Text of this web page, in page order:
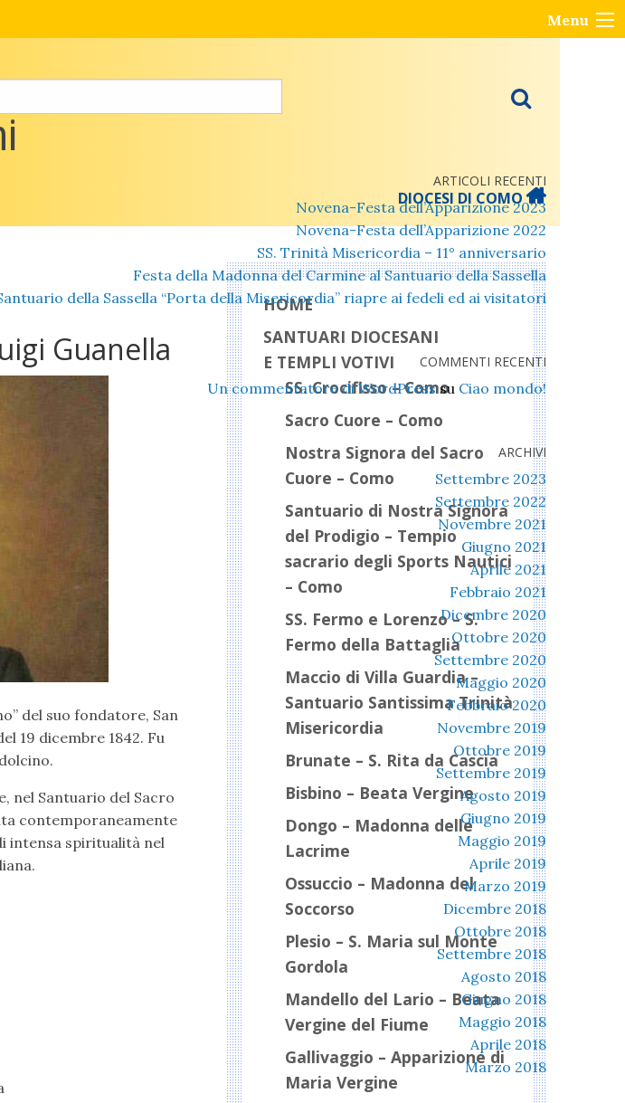
Menu
ARTICOLI RECENTI
Novena-Festa dell’Apparizione 2023
Novena-Festa dell’Apparizione 2022
SS. Trinità Misericordia – 11° anniversario
Festa della Madonna del Carmine al Santuario della Sassella
della Sassella “Porta della Misericordia” riapre ai fedeli ed ai visitatori
COMMENTI RECENTI
Un commentatore di WordPresssu Ciao mondo!
ARCHIVI
Settembre 2023
Settembre 2022
Novembre 2021
Giugno 2021
Aprile 2021
Febbraio 2021
Dicembre 2020
Ottobre 2020
Settembre 2020
Maggio 2020
Febbraio 2020
Novembre 2019
Ottobre 2019
Settembre 2019
Agosto 2019
Giugno 2019
Maggio 2019
Aprile 2019
Marzo 2019
Dicembre 2018
Ottobre 2018
Settembre 2018
Agosto 2018
Giugno 2018
Maggio 2018
Aprile 2018
Marzo 2018
DIOCESI DI COMO
Guanella
del suo fondatore, San
19 dicembre 1842. Fu
nel Santuario del Sacro
contemporaneamente
intensa spiritualità nel
HOME
SANTUARI DIOCESANI
E TEMPLI VOTIVI
SS. Crocifisso – Como
Sacro Cuore – Como
Nostra Signora del Sacro
Cuore – Como
Santuario di Nostra Signora
del Prodigio – Tempio
sacrario degli Sports Nautici
– Como
SS. Fermo e Lorenzo – S.
Fermo della Battaglia
Maccio di Villa Guardia –
Santuario Santissima Trinità
Misericordia
Brunate – S. Rita da Cascia
Bisbino – Beata Vergine
Dongo – Madonna delle
Lacrime
Ossuccio – Madonna del
Soccorso
Plesio – S. Maria sul Monte
Gordola
Mandello del Lario – Beata
Vergine del Fiume
Gallivaggio – Apparizione di
Maria Vergine